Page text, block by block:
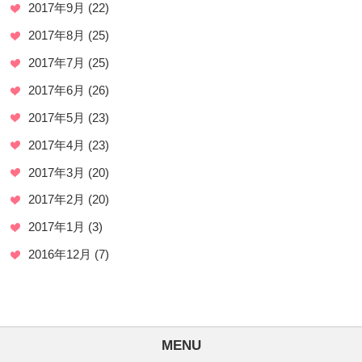
2017年9月 (22)
2017年8月 (25)
2017年7月 (25)
2017年6月 (26)
2017年5月 (23)
2017年4月 (23)
2017年3月 (20)
2017年2月 (20)
2017年1月 (3)
2016年12月 (7)
MENU